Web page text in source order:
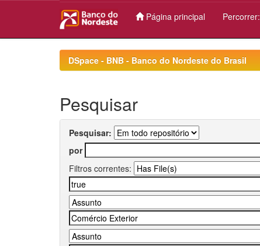
Página principal Percorrer:
DSpace - BNB - Banco do Nordeste do Brasil
Pesquisar
Pesquisar:
por
Filtros correntes: